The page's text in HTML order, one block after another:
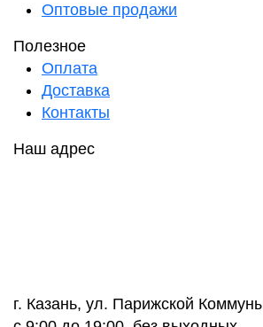
Оптовые продажи
Полезное
Оплата
Доставка
Контакты
Наш адрес
г. Казань, ул. Парижской